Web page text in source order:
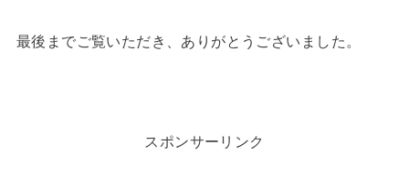
最後までご覧いただき、ありがとうございました。
スポンサーリンク